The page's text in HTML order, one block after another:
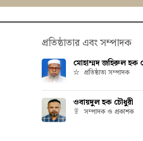
প্রতিষ্ঠাতার এবং সম্পাদক
মোহাম্মদ জহিরুল হক
প্রতিষ্ঠাতা সম্পাদক
ওবায়দুল হক চৌধুরী
সম্পাদক ও প্রকাশক